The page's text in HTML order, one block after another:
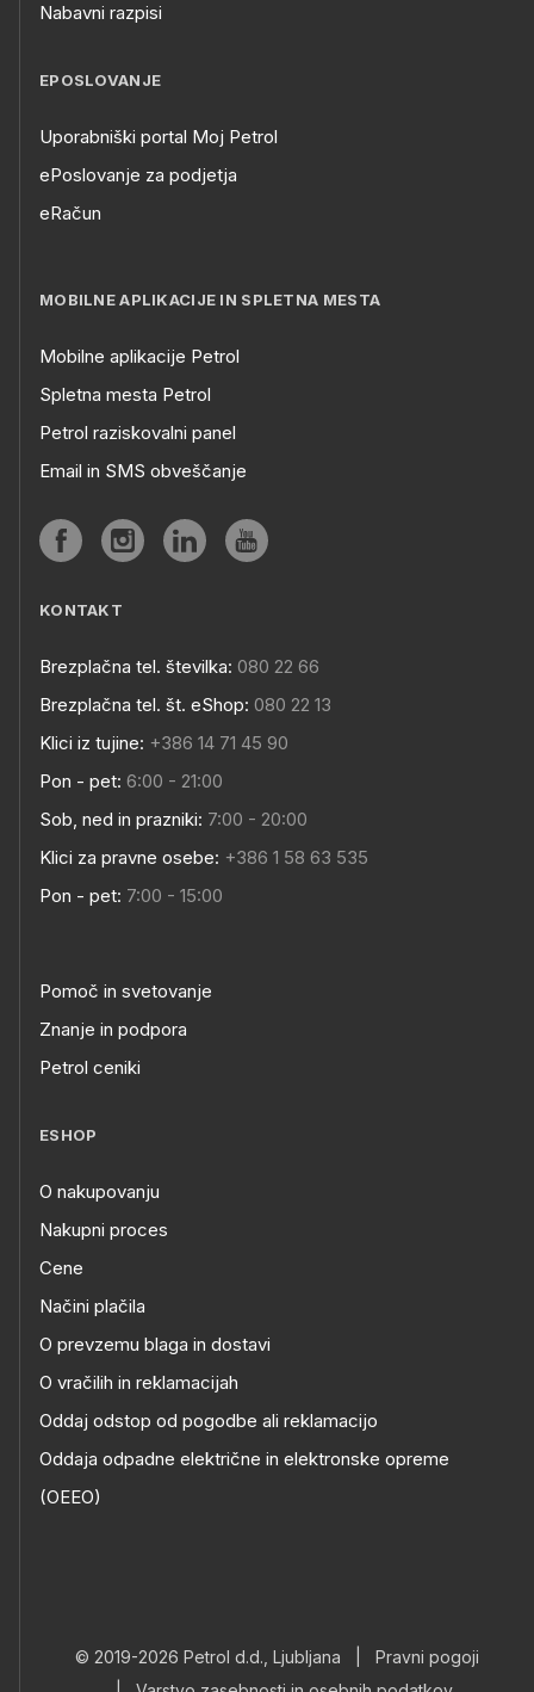
Nabavni razpisi
EPOSLOVANJE
Uporabniški portal Moj Petrol
ePoslovanje za podjetja
eRačun
MOBILNE APLIKACIJE IN SPLETNA MESTA
Mobilne aplikacije Petrol
Spletna mesta Petrol
Petrol raziskovalni panel
Email in SMS obveščanje
KONTAKT
Brezplačna tel. številka: 080 22 66
Brezplačna tel. št. eShop: 080 22 13
Klici iz tujine: +386 14 71 45 90
Pon - pet: 6:00 - 21:00
Sob, ned in prazniki: 7:00 - 20:00
Klici za pravne osebe: +386 1 58 63 535
Pon - pet: 7:00 - 15:00
Pomoč in svetovanje
Znanje in podpora
Petrol ceniki
ESHOP
O nakupovanju
Nakupni proces
Cene
Načini plačila
O prevzemu blaga in dostavi
O vračilih in reklamacijah
Oddaj odstop od pogodbe ali reklamacijo
Oddaja odpadne električne in elektronske opreme
(OEEO)
© 2019-2026 Petrol d.d., Ljubljana
Pravni pogoji